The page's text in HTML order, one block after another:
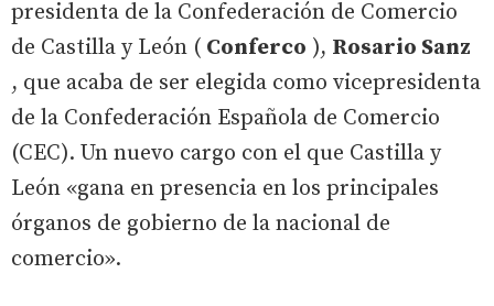
presidenta de la Confederación de Comercio
de Castilla y León ( Conferco ), Rosario Sanz
, que acaba de ser elegida como vicepresidenta
de la Confederación Española de Comercio
(CEC). Un nuevo cargo con el que Castilla y
León «gana en presencia en los principales
órganos de gobierno de la nacional de
comercio».